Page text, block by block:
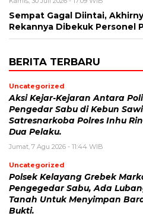
Sempat Gagal Diintai,
Rekannya Dibekuk Personel
BERITA TERBARU
Uncategorized
Aksi Kejar-Kejaran Antara
Pengedar Sabu di Kebun
Satresnarkoba Polres Inhu
Dua Pelaku.
Jumat, 7 Agu 2026 - 11:44 WIB
Uncategorized
Polsek Kelayang Grebek
Pengegedar Sabu, Ada
Tanah Untuk Menyimpan
Bukti.